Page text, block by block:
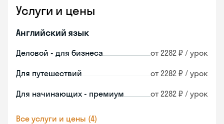
Услуги и цены
Английский язык
Деловой - для бизнеса от 2282 ₽ / урок
Для путешествий от 2282 ₽ / урок
Для начинающих - премиум от 2282 ₽ / урок
Все услуги и цены (4)